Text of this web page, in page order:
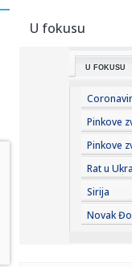
22:36:
22:35:
22:35:Sudar
22:35:Ovi
22:35:Savić
(VIDEO)
U fokusu
U FOKUSU
Pinkove
Pinkove
Rat u
Sirija
Novak